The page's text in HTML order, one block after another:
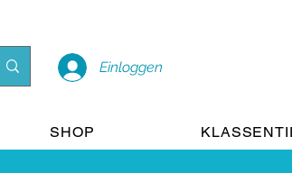
Einloggen
SHOP